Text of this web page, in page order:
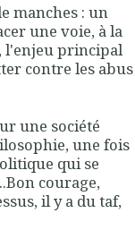
manches : un
une voie, à la
l'enjeu principal
contre les abus
une société
une fois
qui se
courage,
il y a du taf,